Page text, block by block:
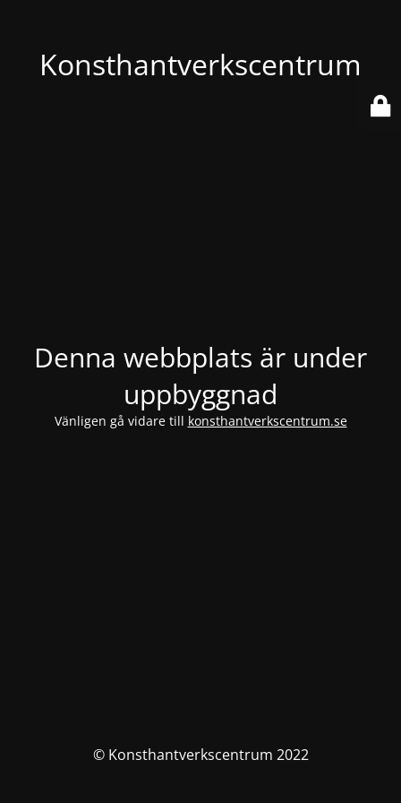
Konsthantverkscentrum
Denna webbplats är under
uppbyggnad
Vänligen gå vidare till konsthantverkscentrum.se
© Konsthantverkscentrum 2022